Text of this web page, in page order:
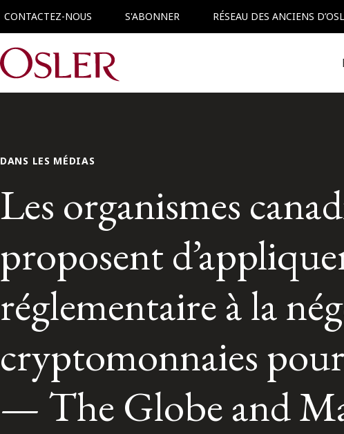
CONTACTEZ-NOUS S'ABONNER RÉSEAU DES ANCIENS
Main Navigation
DANS LES MÉDIAS
Les organismes
proposent
réglementaire à la
cryptomonnaies
— The Globe and